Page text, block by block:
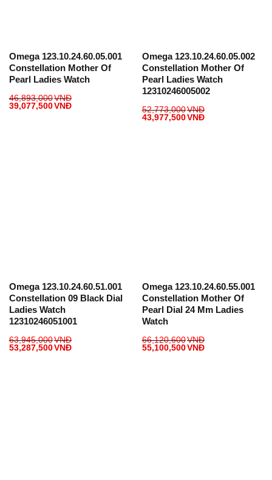
Omega 123.10.24.60.05.001
Constellation Mother Of
Pearl Ladies Watch
46,893,000VNĐ
39,077,500VNĐ
Omega 123.10.24.60.05.002
Constellation Mother Of
Pearl Ladies Watch
12310246005002
52,773,000VNĐ
43,977,500VNĐ
Omega 123.10.24.60.51.001
Constellation 09 Black Dial
Ladies Watch
12310246051001
63,945,000VNĐ
53,287,500VNĐ
Omega 123.10.24.60.55.001
Constellation Mother Of
Pearl Dial 24 Mm Ladies
Watch
66,120,600VNĐ
55,100,500VNĐ